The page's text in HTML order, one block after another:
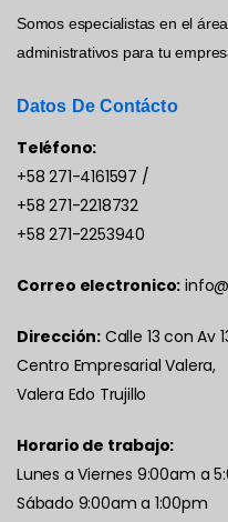
Somos especialistas en el
administrativos para tu
Datos De Contácto
Teléfono:
+58 271-4161597 /
+58 271-2218732
+58 271-2253940
Correo electronico:
Dirección: Calle 13 con Av
Centro Empresarial Valera,
Valera Edo Trujillo
Horario de trabajo:
Lunes a Viernes 9:00am a
Sábado 9:00am a 1:00pm